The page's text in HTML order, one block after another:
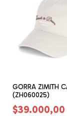
GORRA ZIMITH
(ZH060025)
$39.000,00